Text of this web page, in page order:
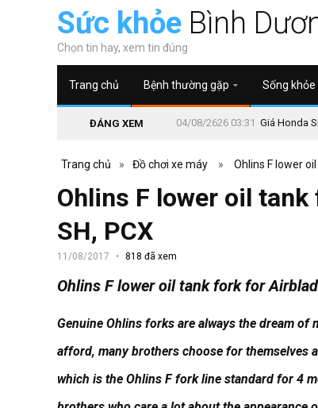
Sức khỏe Bình
Chọn tin hay, xem tin đúng
Trang chủ Bệnh thường gặp Sống khỏe
ĐÁNG XEM 04/08/2626 03:31 Giá Honda
Trang chủ » Đồ chơi xe máy » Ohlins F lower
Ohlins F lower oil
SH, PCX
11/08/2017 818 đã xem
Ohlins F lower oil tank fork for
Genuine Ohlins forks are always the dream of
afford, many brothers choose for themselves
which is the Ohlins F fork line standard for 4